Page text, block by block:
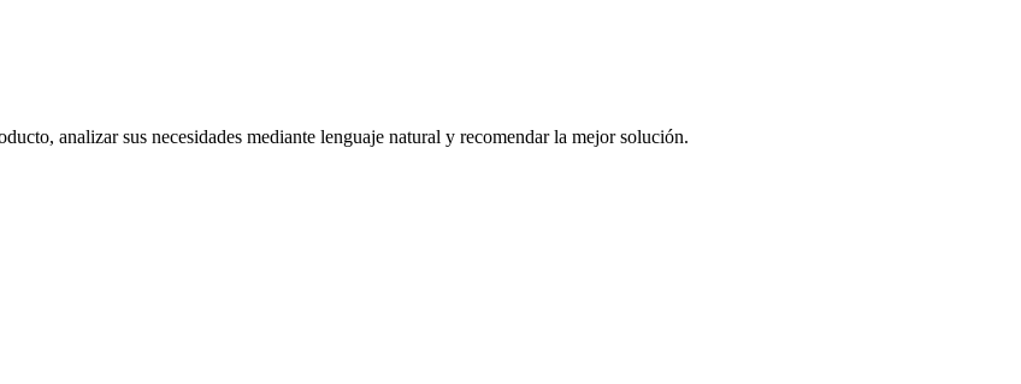
analizar sus necesidades mediante lenguaje natural y recomendar la mejor solución.